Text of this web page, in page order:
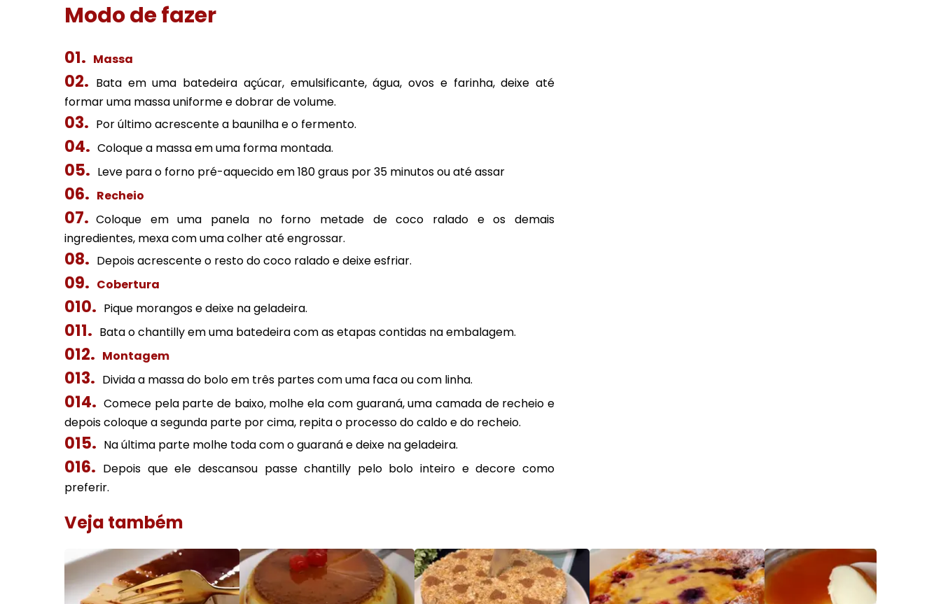
Modo de fazer
Massa
Bata em uma batedeira açúcar, emulsificante, água, ovos e farinha, deixe até
formar uma massa uniforme e dobrar de volume.
Por último acrescente a baunilha e o fermento.
Coloque a massa em uma forma montada.
Leve para o forno pré-aquecido em 180 graus por 35 minutos ou até assar
Recheio
Coloque em uma panela no forno metade de coco ralado e os demais
ingredientes, mexa com uma colher até engrossar.
Depois acrescente o resto do coco ralado e deixe esfriar.
Cobertura
Pique morangos e deixe na geladeira.
Bata o chantilly em uma batedeira com as etapas contidas na embalagem.
Montagem
Divida a massa do bolo em três partes com uma faca ou com linha.
Comece pela parte de baixo, molhe ela com guaraná, uma camada de recheio e
depois coloque a segunda parte por cima, repita o processo do caldo e do recheio.
Na última parte molhe toda com o guaraná e deixe na geladeira.
Depois que ele descansou passe chantilly pelo bolo inteiro e decore como
preferir.
Veja também